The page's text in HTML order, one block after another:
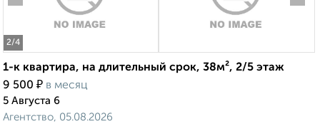
2/4
1-к квартира, на длительный срок, 38м², 2/5 этаж
9 500 ₽ в месяц
5 Августа 6
Агентство, 05.08.2026